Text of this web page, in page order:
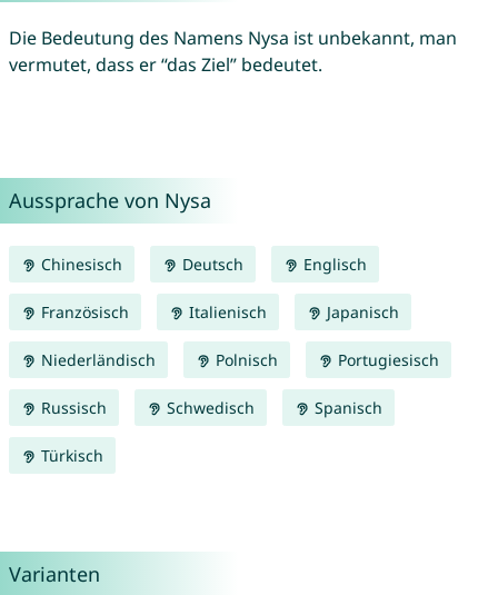
Die Bedeutung des Namens Nysa ist unbekannt, man
vermutet, dass er “das Ziel” bedeutet.
Aussprache von Nysa
Chinesisch Deutsch Englisch
Französisch Italienisch Japanisch
Niederländisch Polnisch Portugiesisch
Russisch Schwedisch Spanisch
Türkisch
Varianten